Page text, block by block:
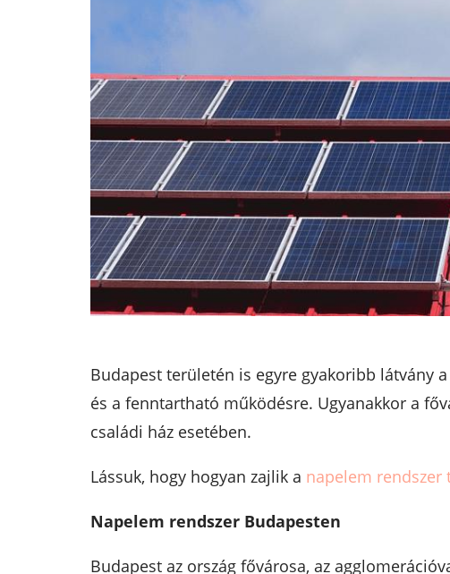
Budapest területén is egyre gyakoribb látvány
és a fenntartható működésre. Ugyanakkor a
családi ház esetében.
Lássuk, hogy hogyan zajlik a napelem rendszer
Napelem rendszer Budapesten
Budapest az ország fővárosa, az